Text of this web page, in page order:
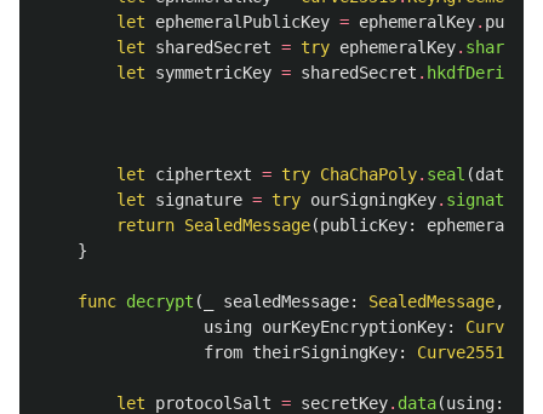
let
ephemeralPublicKey = ephemeralKey.
let
sharedSecret = try ephemeralKey.
let
symmetricKey = sharedSecret .
let ciphertext = try ChaChaPoly. seal (data
let
signature = try ourSigningKey. signature
return SealedMessage(publicKey:
}
func decrypt ( sealedMessage: SealedMessage,
using ourKeyEncryptionKey:
from theirSigningKey: Curve25519
let protocolSalt = secretKey. data(using: